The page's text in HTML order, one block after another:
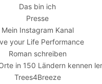
Das bin ich
Presse
Mein Instagram Kanal
your Life Performance
Roman schreiben
in 150 Ländern kennen
Trees4Breeze